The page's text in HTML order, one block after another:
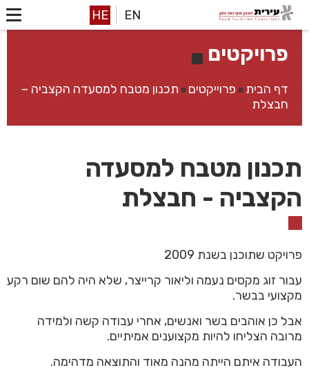
EN
HE
פרויקטים
דף הבית ■ פרוייקטים ■ תכנון מטבח למסעדה הקצביה –
חבצלת
תכנון מטבח למסעדה
הקצביה - חבצלת
פרויקט שתוכנן בשנת 2009
עבור זוג מקסים נעמה וליאור קרייצר, שלא היה להם שום רקע
מקצועי בבשר.
אבל כן אוהבים בשר ואנשים, אחרי עבודה קשה ולמידה
מרובה הצליחו להיות מקצוענים אמיתיים.
העבודה איתם הייתה מהנה מאוד והתוצאה מדהימה.